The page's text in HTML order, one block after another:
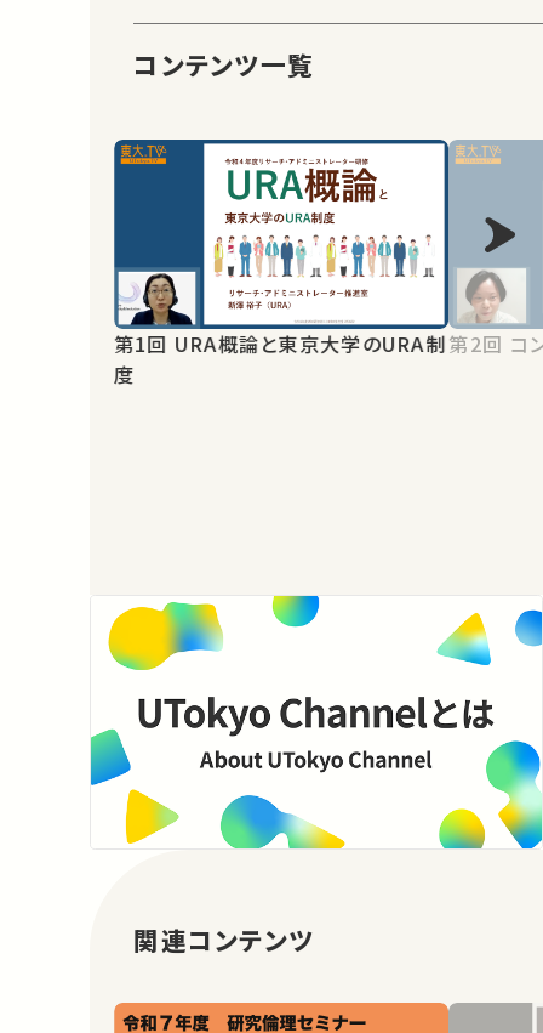
コンテンツ一覧
第1回 URA概論と東京大学のURA制
度
第2
関連コンテンツ